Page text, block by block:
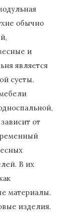
обычно
и
является
суеты.
от
В их
материалы.
изделия.